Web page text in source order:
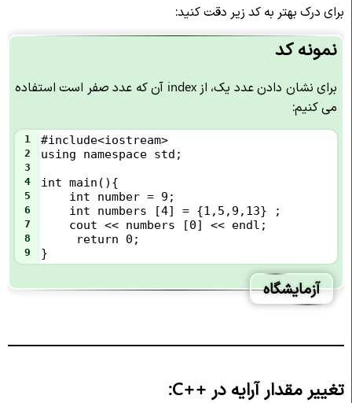
برای درک بهتر به کد زیر دقت کنید:
نمونه کد
برای نشان دادن عدد یک، از index آن که عدد صفر است استفاده
می کنیم:
1 #include<iostream>
2 using namespace std;
3
4
int main(){
5 int number = 9;
6 int numbers [4] = {1,5,9,13} ;
7 cout << numbers [0] << endl;
8 return 0;
9 }
آزمایشگاه
تغییر مقدار آرایه در C++
: